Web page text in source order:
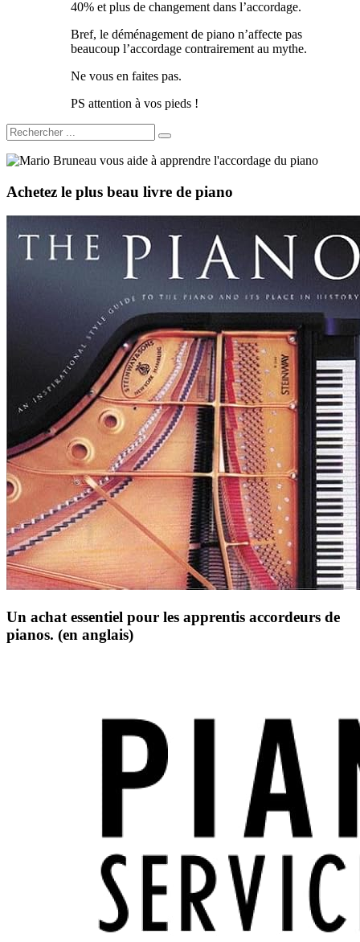
40% et plus de changement dans l’accordage.
Bref, le déménagement de piano n’affecte pas
beaucoup l’accordage contrairement au mythe.
Ne vous en faites pas.
PS attention à vos pieds !
Achetez le plus beau livre de piano
Un achat essentiel pour les apprentis accordeurs de
pianos. (en anglais)